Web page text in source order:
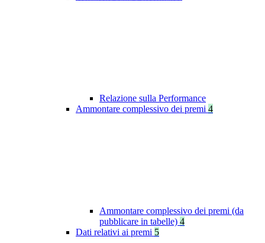
Relazione sulla Performance
Ammontare complessivo dei premi 4
Ammontare complessivo dei premi (da
pubblicare in tabelle) 4
Dati relativi ai premi 5